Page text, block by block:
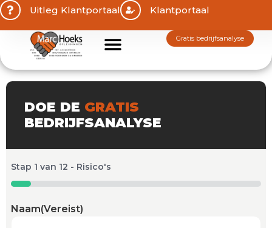
Uitleg Klantportaal Klantportaal
gratis bedrijfsanalyse
DOE DE GRATIS
BEDRIJFSANALYSE
Stap 1 van 12 - Risico's
8%
Naam(Vereist)